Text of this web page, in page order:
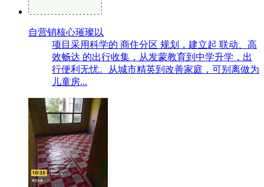
自营销核心璀璨以
项目采用科学的 商住分区 规划，建立起 联动、高
效畅达 的出行收集，从发蒙教育到中学升学，出
行便利无忧。从城市精英到改善家庭，可别离做为
儿童房...